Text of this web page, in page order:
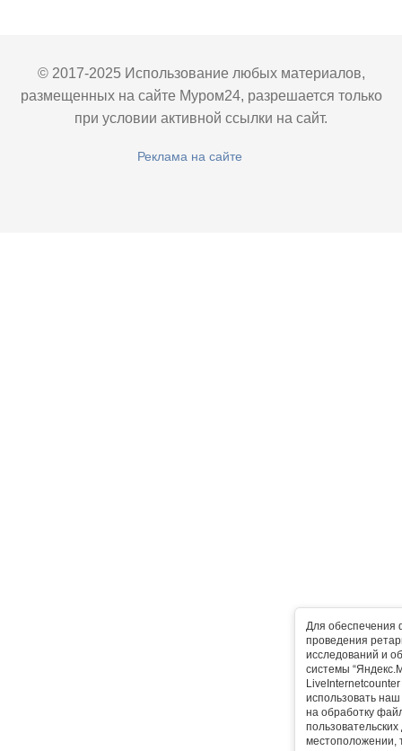
Для обеспечения
проведения
исследований и
системы
использовать
на обработку
местоположении,
© 2017-2025 Использование любых материалов,
размещенных на сайте Муром24, разрешается только
при условии активной ссылки на сайт.
Реклама на сайте